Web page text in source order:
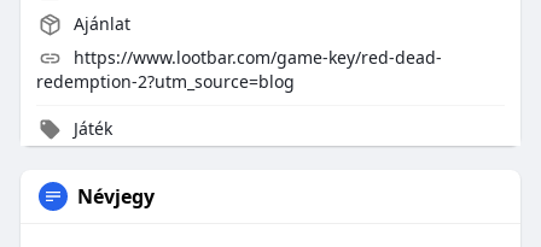
Ajánlat
https://www.lootbar.com/game-key/red-dead-
redemption-2?utm_source=blog
Játék
Névjegy